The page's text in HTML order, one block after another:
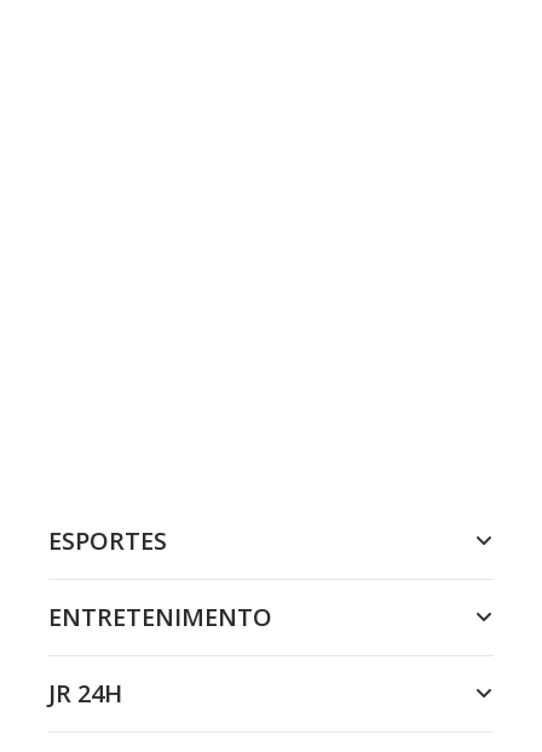
ESPORTES
ENTRETENIMENTO
JR 24H